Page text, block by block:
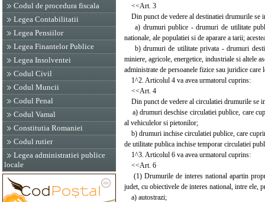
Codul de procedura fiscala
Legea Contabilitatii
Legea Pensiilor
Legea Finantelor Publice
Legea Insolventei
Codul Civil
Codul Muncii
Codul Penal
Codul Vamal
Constitutia Romaniei
Codul rutier
Legea administratiei publice
locale
<<Art. 3
Din punct de vedere al destinatiei drumurile se
a) drumuri publice - drumuri de utilitate
nationale, ale populatiei si de aparare a tarii;
b) drumuri de utilitate privata - drumuri
miniere, agricole, energetice, industriale si altele
administrate de persoanele fizice sau juridice
1^2. Articolul 4 va avea urmatorul cuprins:
<<Art. 4
Din punct de vedere al circulatiei drumurile se
a) drumuri deschise circulatiei publice, care
al vehiculelor si pietonilor;
b) drumuri inchise circulatiei publice, care
de utilitate publica inchise temporar circulatiei
1^3. Articolul 6 va avea urmatorul cuprins:
<<Art. 6
(1) Drumurile de interes national apartin
judet, cu obiectivele de interes national, intre ele,
a) autostrazi;